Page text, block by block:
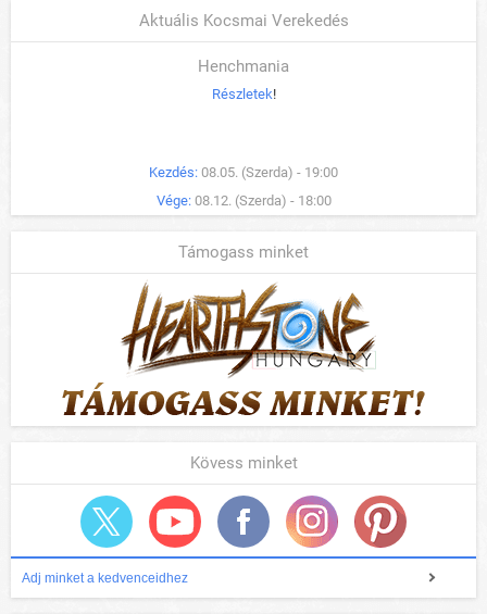
Aktuális Kocsmai Verekedés
Henchmania
Részletek!
Kezdés: 08.05. (Szerda) - 19:00
Vége: 08.12. (Szerda) - 18:00
Támogass minket
Kövess minket
Adj minket a kedvenceidhez